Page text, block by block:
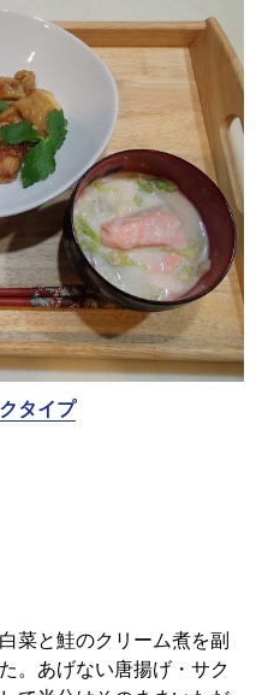
タイプ
菜と鮭のクリーム煮を副
。あげない唐揚げ・サク